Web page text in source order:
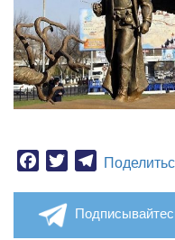
Facebook
TwitterTelegram